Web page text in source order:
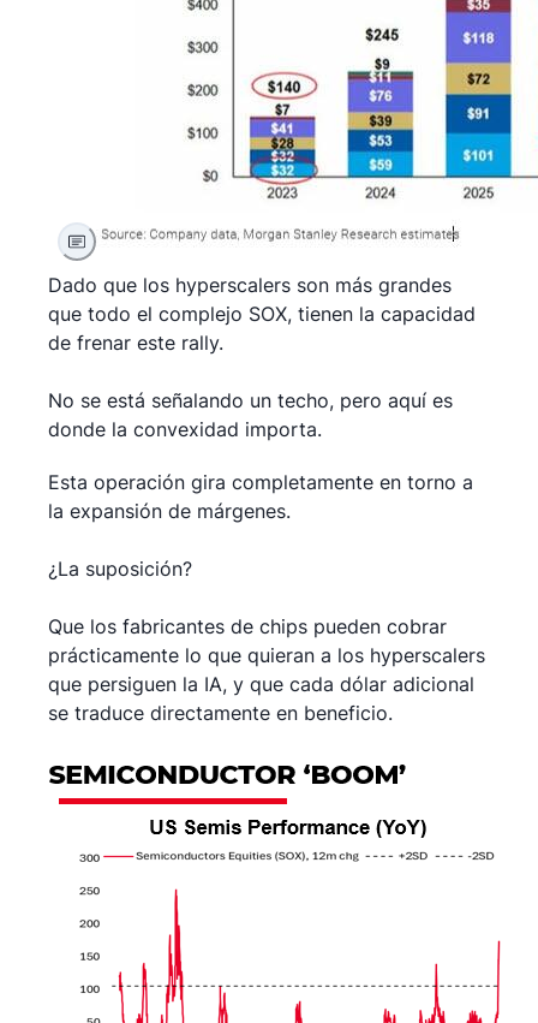
Dado que los hyperscalers son más grandes
que todo el complejo SOX, tienen la capacidad
de frenar este rally.
No se está señalando un techo, pero aquí es
donde la convexidad importa.
Esta operación gira completamente en torno a
la expansión de márgenes.
¿La suposición?
Que los fabricantes de chips pueden cobrar
prácticamente lo que quieran a los hyperscalers
que persiguen la IA, y que cada dólar adicional
se traduce directamente en beneficio.